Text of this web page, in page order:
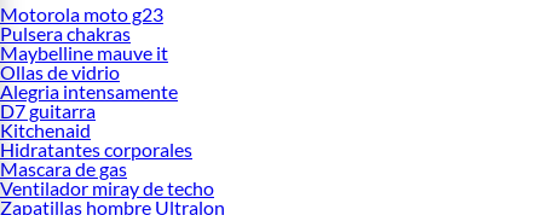
Motorola moto g23
Pulsera chakras
Maybelline mauve it
Ollas de vidrio
Alegria intensamente
D7 guitarra
Kitchenaid
Hidratantes corporales
Mascara de gas
Ventilador miray de techo
Zapatillas hombre Ultralon